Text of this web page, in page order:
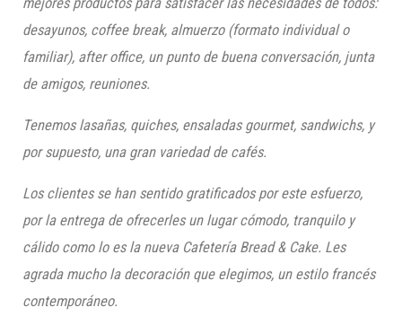
desayunos, coffee break, almuerzo (formato individual o
familiar), after office, un punto de buena conversación, junta
de amigos, reuniones.
Tenemos lasañas, quiches, ensaladas gourmet, sandwichs, y
por supuesto, una gran variedad de cafés.
Los clientes sehan sentido gratificados por esteesfuerzo,
porla entrega de ofrecerles un lugar cómodo, tranquilo y
cálido como lo es la nueva Cafetería Bread & Cake. Les
agrada mucho la decoraciónque elegimos, un estilo francés
contemporáneo.